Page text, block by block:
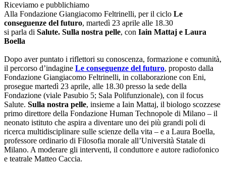
Riceviamo e pubblichiamo
Alla Fondazione Giangiacomo Feltrinelli, per il ciclo Le
conseguenze del futuro, martedì 23 aprile alle 18.30
si parla di Salute. Sulla nostra pelle, con Iain Mattaj e Laura
Boella
Dopo aver puntato i riflettori su conoscenza, formazione e comunità,
il percorso d’indagine Le conseguenze del futuro, proposto dalla
Fondazione Giangiacomo Feltrinelli, in collaborazione con Eni,
prosegue martedì 23 aprile, alle 18.30 presso la sede della
Fondazione (viale Pasubio 5; Sala Polifunzionale), con il focus
Salute. Sulla nostra pelle, insieme a Iain Mattaj, il biologo scozzese
primo direttore della Fondazione Human Technopole di Milano – il
neonato istituto che aspira a diventare uno dei più grandi poli di
ricerca multidisciplinare sulle scienze della vita – e a Laura Boella,
professore ordinario di Filosofia morale all’Università Statale di
Milano. A moderare gli interventi, il conduttore e autore radiofonico
e teatrale Matteo Caccia.